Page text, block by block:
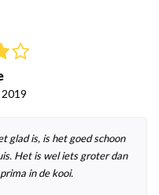
glad is, is het goed schoon
Het is wel iets groter dan
in de kooi.